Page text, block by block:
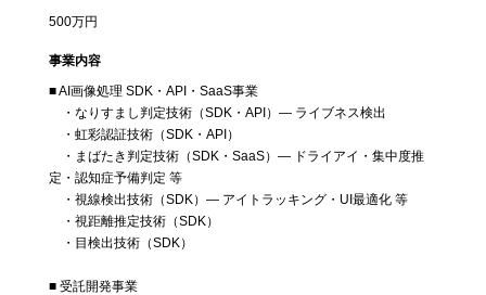
500万円
事業内容
■ AI画像処理 SDK・API・SaaS事業
・なりすまし判定技術（SDK・API）— ライブネス検出
・虹彩認証技術（SDK・API）
・まばたき判定技術（SDK・SaaS）— ドライアイ・集中度推
定・認知症予備判定 等
・視線検出技術（SDK）— アイトラッキング・UI最適化 等
・視距離推定技術（SDK）
・目検出技術（SDK）
■ 受託開発事業